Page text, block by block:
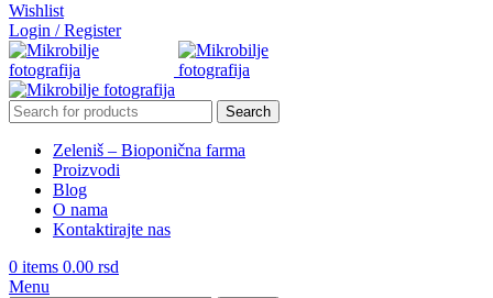
Wishlist
Login / Register
Search
Zeleniš – Bioponična farma
Proizvodi
Blog
O nama
Kontaktirajte nas
0 items 0.00 rsd
Menu